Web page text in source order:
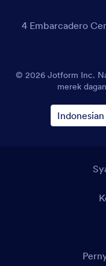
4 Embarcadero
© 2026 Jotform Inc.
merek